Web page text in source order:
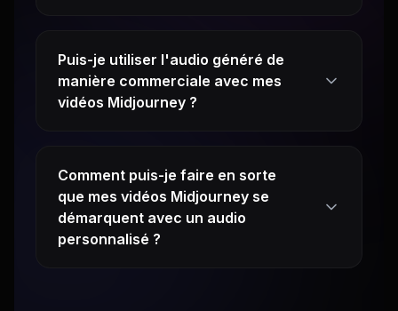
Puis-je utiliser l'audio généré de
manière commerciale avec mes
vidéos Midjourney ?
Comment puis-je faire en sorte
que mes vidéos Midjourney se
démarquent avec un audio
personnalisé ?